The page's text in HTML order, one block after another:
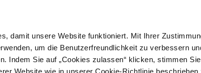
damit unsere Website funktioniert. Mit Ihrer
um die Benutzerfreundlichkeit zu verbessern
Indem Sie auf „Cookies zulassen“ klicken, stimmen
Futter- & Tränkesysteme Haus, Hof &